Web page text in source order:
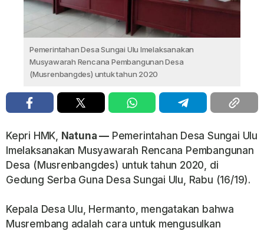
Pemerintahan Desa Sungai Ulu lmelaksanakan
Musyawarah Rencana Pembangunan Desa
(Musrenbangdes) untuk tahun 2020
Kepri HMK, Natuna — Pemerintahan Desa Sungai Ulu
lmelaksanakan Musyawarah Rencana Pembangunan
Desa (Musrenbangdes) untuk tahun 2020, di
Gedung Serba Guna Desa Sungai Ulu, Rabu (16/19).
Kepala Desa Ulu, Hermanto, mengatakan bahwa
Musrembang adalah cara untuk mengusulkan